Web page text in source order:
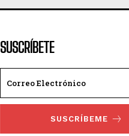
SUSCRÍBETE
SUSCRÍBEME